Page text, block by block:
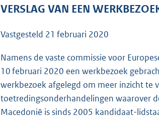
:
VERSLAG VAN EEN
Vastgesteld 21 februari 2020
Namens de vaste commissie voor
10 februari 2020 een werkbezoek
werkbezoek afgelegd om meer inzicht
toetredingsonderhandelingen waarover
Macedonië is sinds 2005 kandidaat-